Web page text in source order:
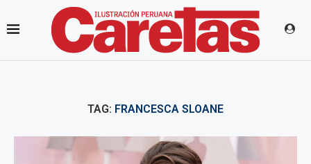
TAG: FRANCESCA SLOANE